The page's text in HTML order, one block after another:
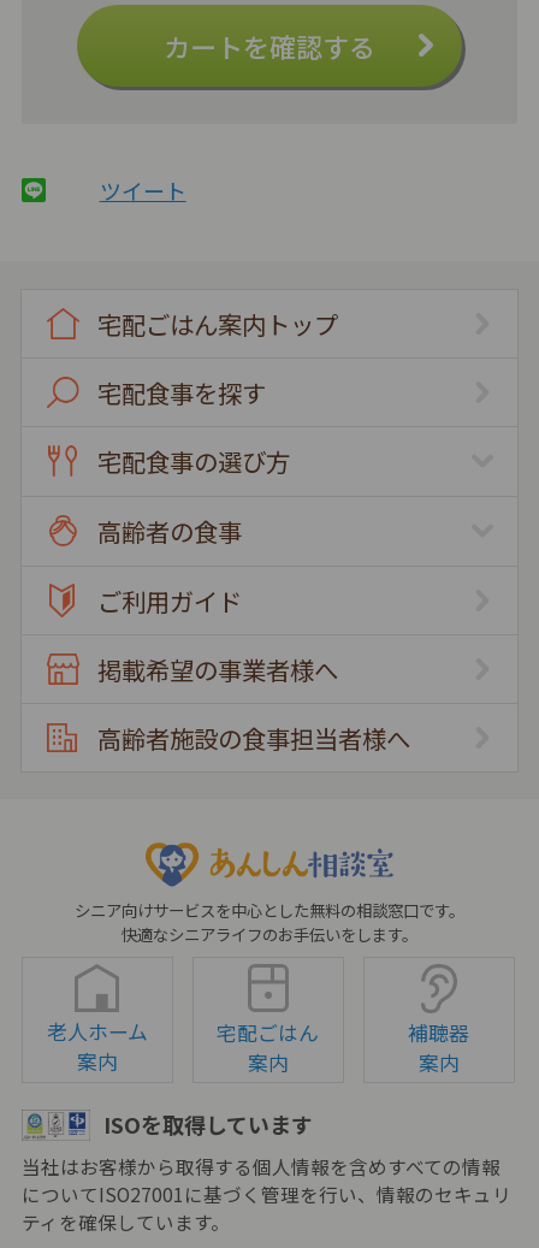
カートを確認する
ツイート
宅配ごはん案内トップ
宅配食事を探す
宅配食事の選び方
高齢者の食事
ご利用ガイド
掲載希望の事業者様へ
高齢者施設の食事担当者様へ
シニア向けサービスを中心とした無料の相談窓口です。
快適なシニアライフのお手伝いをします。
老人ホーム
案内
宅配ごはん
案内
補聴器
案内
ISOを取得しています
当社はお客様から取得する個人情報を含めすべての情報
についてISO27001に基づく管理を行い、情報のセキュリ
ティを確保しています。